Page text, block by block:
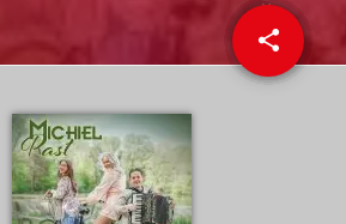
share
email